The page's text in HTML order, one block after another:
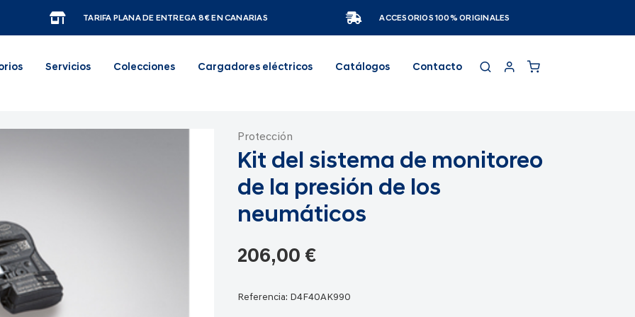
TARIFA PLANA DE ENTREGA 8€ EN CANARIAS ACCESORIOS 100% ORIGINALES
Servicios Colecciones Cargadores eléctricos Catálogos Contacto
Protección
Kit del sistema de monitoreo
de la presión de los
neumáticos
206,00 €
Referencia: D4F40AK990